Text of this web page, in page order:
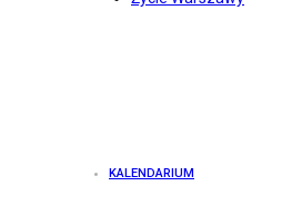
KALENDARIUM